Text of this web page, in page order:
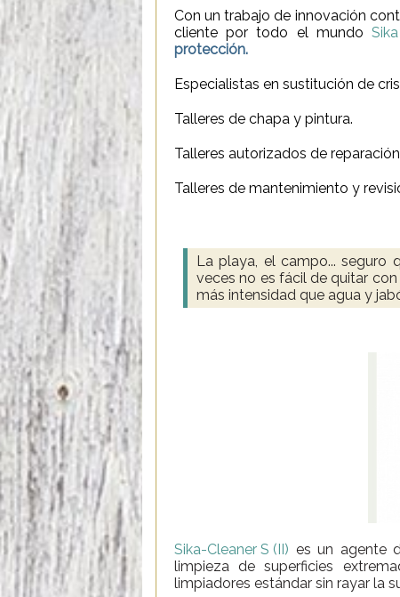
Con un trabajo de innovación
cliente por todo el mundoSika
protección.
Especialistas en sustitución de
Talleres de chapa y pintura.
Talleres autorizados de reparación
Talleres de mantenimiento y
La playa, el campo... seguro
veces no es fácil de quitar
más intensidad que agua y
Sika-Cleaner S (II) es un agente
limpieza de superficies
limpiadores estándar sin rayar la